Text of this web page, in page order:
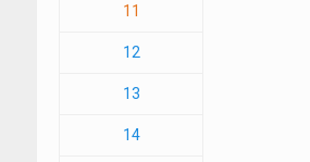
11
12
13
14